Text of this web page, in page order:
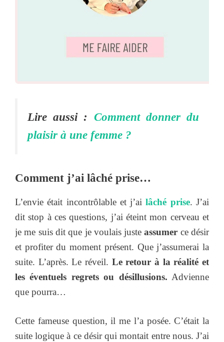
Lire aussi : Comment donner du
plaisir à une femme ?
Comment j’ai lâché prise…
L’envie était incontrôlable et j’ailâché prise. J’ai
dit stop à ces questions, j’ai éteint mon cerveau et
je me suis dit que je voulais justeassumer ce désir
et profiter du moment présent. Que j’assumerai la
suite. L’après. Le réveil. Le retour à la réalité et
les éventuels regrets ou désillusions. Advienne
que pourra…
Cette fameuse question, il me l’a posée. C’était la
suite logique à ce désir qui montait entre nous. J’ai